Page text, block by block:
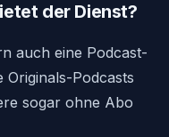
der Dienst?
auch eine Podcast-
Originals-Podcasts
sogar ohne Abo